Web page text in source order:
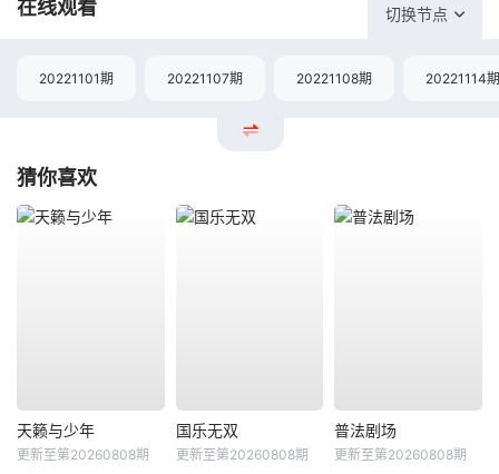
在线观看 切换节点
20221101期 20221107期 20221108期 20221114期
猜你喜欢
天籁与少年
更新至第20260808期
国乐无双
更新至第20260808期
普法剧场
更新至第20260808期